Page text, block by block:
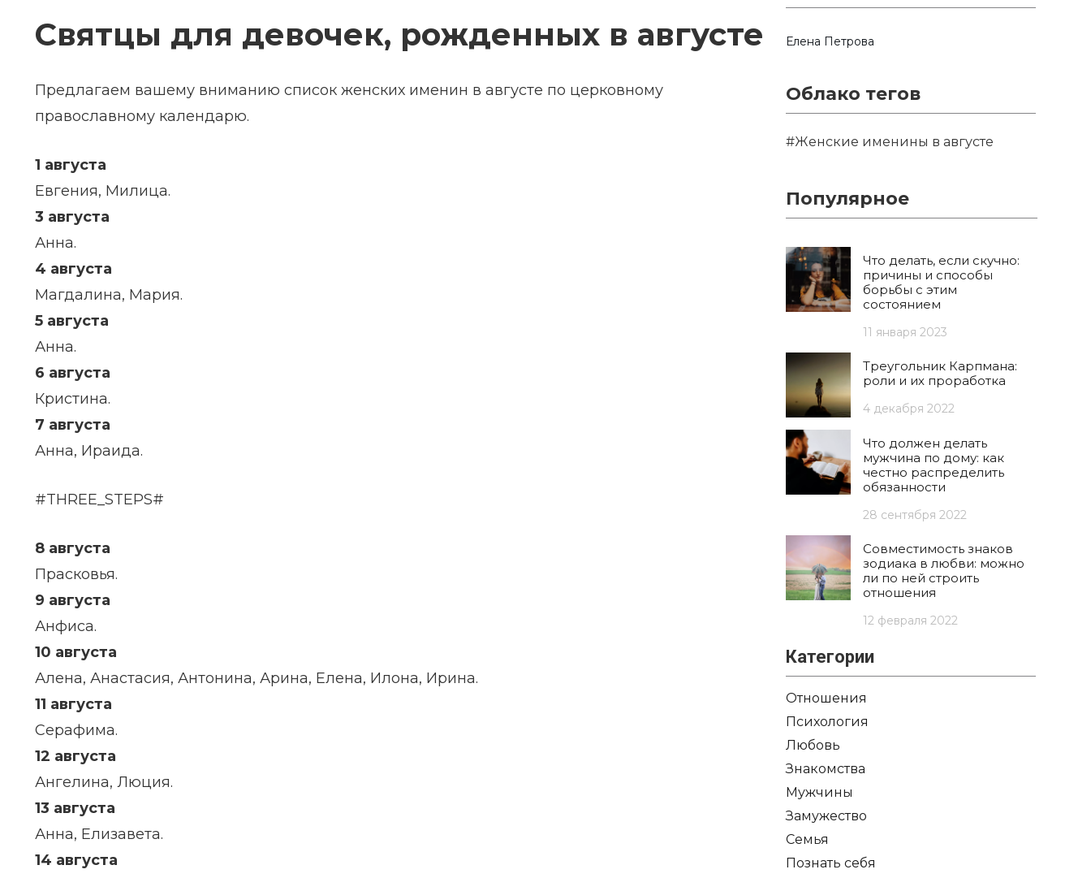
Святцы для девочек, рожденных в августе
Предлагаем вашему вниманию список женских именин в августе по церковному
православному календарю.
1 августа
Евгения, Милица.
3 августа
Анна.
4 августа
Магдалина, Мария.
5 августа
Анна.
6 августа
Кристина.
7 августа
Анна, Ираида.
#THREE_STEPS#
8 августа
Прасковья.
9 августа
Анфиса.
10 августа
Алена, Анастасия, Антонина, Арина, Елена, Илона, Ирина.
11 августа
Серафима.
12 августа
Ангелина, Люция.
13 августа
Анна, Елизавета.
14 августа
Елена Петрова
Облако тегов
#Женские именины в августе
Популярное
Что делать, если скучно:
причины и способы
борьбы с этим
состоянием
11 января 2023
Треугольник Карпмана:
роли и их проработка
4 декабря 2022
Что должен делать
мужчина по дому: как
честно распределить
обязанности
28 сентября 2022
Совместимость знаков
зодиака в любви: можно
ли по ней строить
отношения
12 февраля 2022
Категории
Отношения
Психология
Любовь
Знакомства
Мужчины
Замужество
Семья
Познать себя